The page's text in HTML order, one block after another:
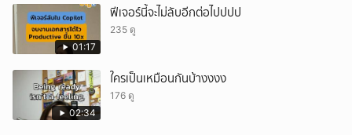
01:17
ฟีเจอร์นี้จะไม่ลับอีกต่อไปปปป
235 ดู
02:34
ใครเป็นเหมือนกันบ้างงงง
176 ดู